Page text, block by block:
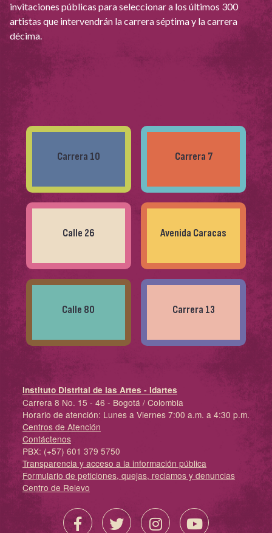
invitaciones públicas para seleccionar a los últimos 300
artistas que intervendrán la carrera séptima y la carrera
décima.
Carrera 10 Carrera 7
Calle 26 Avenida Caracas
Calle 80 Carrera 13
Instituto Distrital de las Artes - Idartes
Carrera 8 No. 15 - 46 - Bogotá / Colombia
Horario de atención: Lunes a Viernes 7:00 a.m. a 4:30 p.m.
Centros de Atención
Contáctenos
PBX: (+57) 601 379 5750
Transparencia y acceso a la información pública
Formulario de peticiones, quejas, reclamos y denuncias
Centro de Relevo